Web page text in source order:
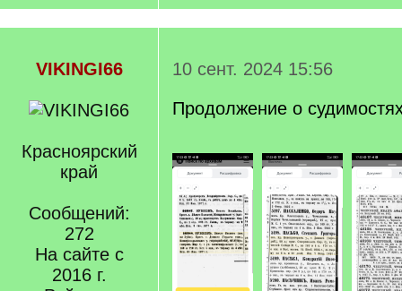
VIKINGI66
Красноярский
край
Сообщений:
272
На сайте с
2016 г.
10 сент. 2024 15:56
Продолжение о